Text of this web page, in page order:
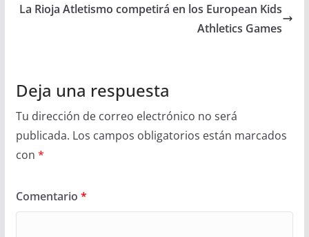
La Rioja Atletismo competirá en los European Kids
Athletics Games
Deja una respuesta
Tu dirección de correo electrónico no será
publicada. Los campos obligatorios están marcados
con *
Comentario *